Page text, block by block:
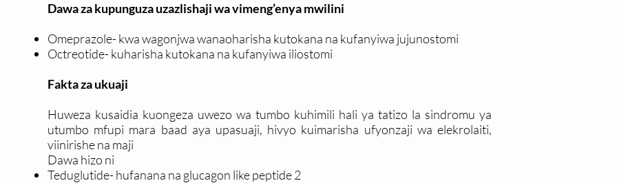
Dawa za kupunguza uzazlishaji wa vimeng’enya mwilini
Omeprazole- kwa wagonjwa wanaoharisha kutokana na kufanyiwa jujunostomi
Octreotide- kuharisha kutokana na kufanyiwa iliostomi
Fakta za ukuaji
Huweza kusaidia kuongeza uwezo wa tumbo kuhimili hali ya tatizo la sindromu ya
utumbo mfupi mara baad aya upasuaji, hivyo kuimarisha ufyonzaji wa elekrolaiti,
viinirishe na maji
Dawa hizo ni
Teduglutide- hufanana na glucagon like peptide 2